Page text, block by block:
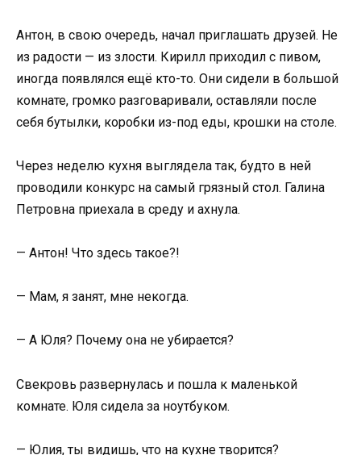
Антон, в свою очередь, начал приглашать друзей. Не
из радости — из злости. Кирилл приходил с пивом,
иногда появлялся ещё кто-то. Они сидели в большой
комнате, громко разговаривали, оставляли после
себя бутылки, коробки из-под еды, крошки на столе.
Через неделю кухня выглядела так, будто в ней
проводили конкурс на самый грязный стол. Галина
Петровна приехала в среду и ахнула.
— Антон! Что здесь такое?!
— Мам, я занят, мне некогда.
— А Юля? Почему она не убирается?
Свекровь развернулась и пошла к маленькой
комнате. Юля сидела за ноутбуком.
— Юлия, ты видишь, что на кухне творится?